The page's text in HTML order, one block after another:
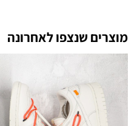
מוצרים שנצפו לאחרונה